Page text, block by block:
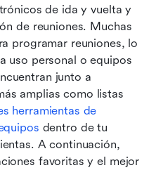
de ida y vuelta y
de reuniones. Muchas
programar reuniones, lo
uso personal o equipos
junto a
amplias como listas
herramientas de
dentro de tu
A continuación,
favoritas y el mejor